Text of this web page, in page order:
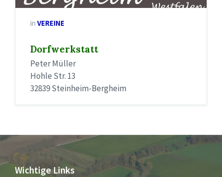
in VEREINE
Dorfwerkstatt
Peter Müller
Hohle Str. 13
32839 Steinheim-Bergheim
Wichtige Links